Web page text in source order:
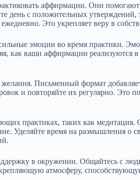
аффирмации. Они
день с положительных
Это укрепляет веру в
эмоции во время практики.
как ваши аффирмации реализуются
Письменный формат
и повторяйте их регулярно. Это
практиках, таких как
Уделяйте время на размышления о
в окружении. Общайтесь с
атмосферу,